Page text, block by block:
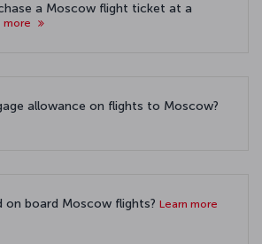
a Moscow flight ticket at a
more
allowance on flights to Moscow?
on board Moscow flights? Learn more